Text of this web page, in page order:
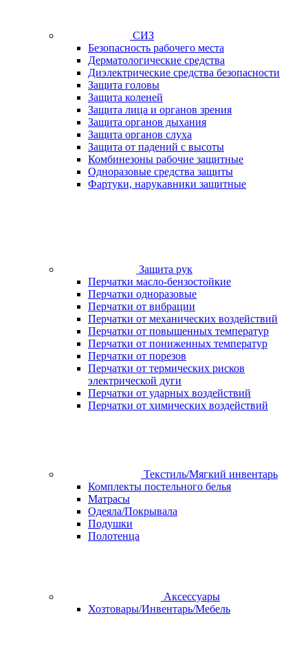
СИЗ
Безопасность рабочего места
Дерматологические средства
Диэлектрические средства безопасности
Защита головы
Защита коленей
Защита лица и органов зрения
Защита органов дыхания
Защита органов слуха
Защита от падений с высоты
Комбинезоны рабочие защитные
Одноразовые средства защиты
Фартуки, нарукавники защитные
Защита рук
Перчатки масло-бензостойкие
Перчатки одноразовые
Перчатки от вибрации
Перчатки от механических воздействий
Перчатки от повышенных температур
Перчатки от пониженных температур
Перчатки от порезов
Перчатки от термических рисков
электрической дуги
Перчатки от ударных воздействий
Перчатки от химических воздействий
Текстиль/Мягкий инвентарь
Комплекты постельного белья
Матрасы
Одеяла/Покрывала
Подушки
Полотенца
Аксессуары
Хозтовары/Инвентарь/Мебель